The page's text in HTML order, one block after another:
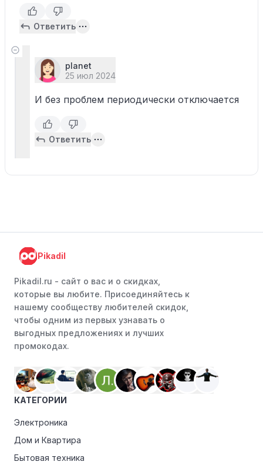
Ответить
planet
25 июл 2024
И без проблем периодически отключается
Ответить
Pikadil
Pikadil.ru - cайт о вас и о скидках,
которые вы любите. Присоединяйтесь к
нашему сообществу любителей скидок,
чтобы одним из первых узнавать о
выгодных предложениях и лучших
промокодах.
КАТЕГОРИИ
Электроника
Дом и Квартира
Бытовая техника